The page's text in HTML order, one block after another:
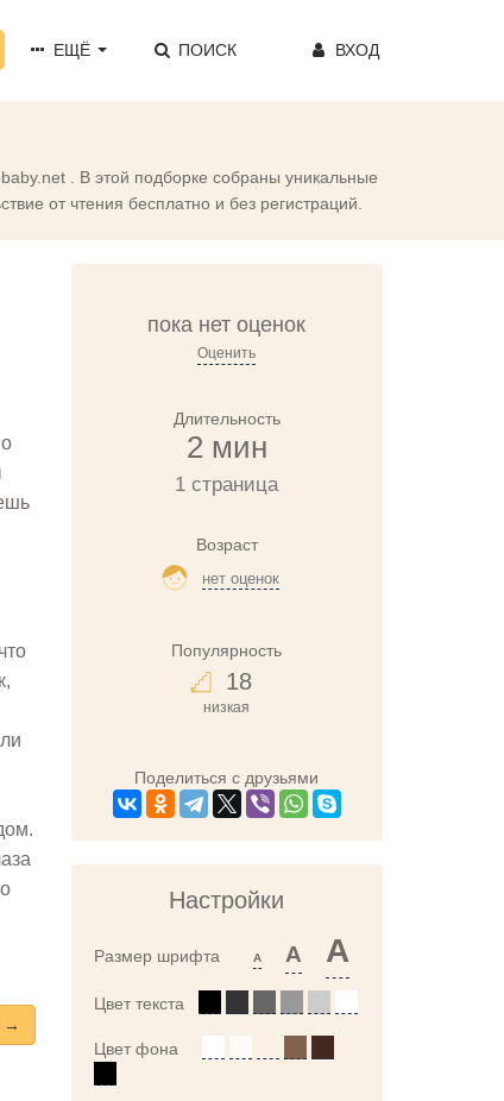
ЕЩЁ ПОИСК ВХОД
. В этой подборке собраны уникальные
от чтения бесплатно и без регистраций.
→
пока нет оценок
Оценить
Длительность
2 мин
1 страница
Возраст
нет оценок
Популярность
18
низкая
Поделиться с друзьями
Настройки
Размер шрифта A A A
Цвет текста
Цвет фона